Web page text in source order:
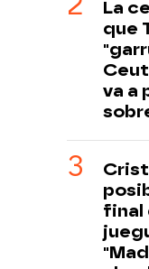
La
que
va a
final